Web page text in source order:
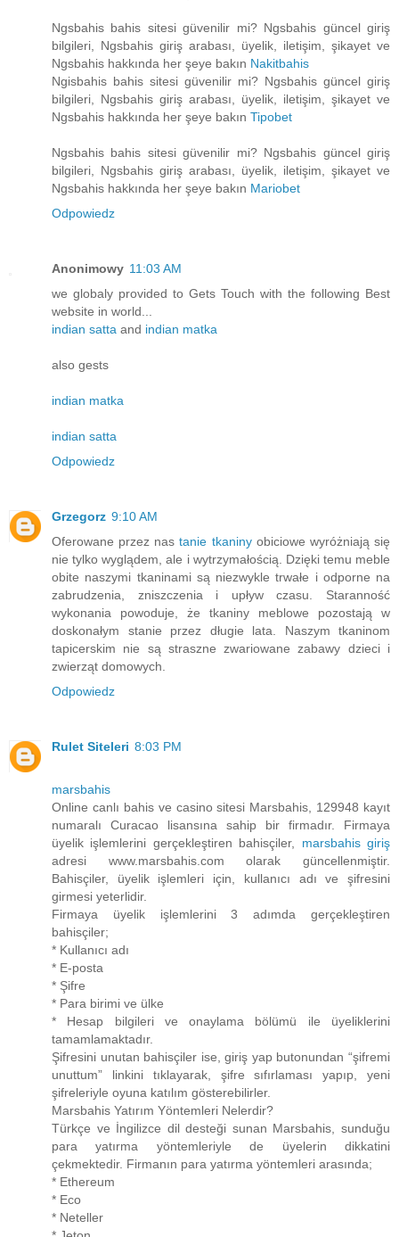
Ngsbahis bahis sitesi güvenilir mi? Ngsbahis güncel giriş
bilgileri, Ngsbahis giriş arabası, üyelik, iletişim, şikayet ve
Ngsbahis hakkında her şeye bakın Nakitbahis
Ngisbahis bahis sitesi güvenilir mi? Ngsbahis güncel giriş
bilgileri, Ngsbahis giriş arabası, üyelik, iletişim, şikayet ve
Ngsbahis hakkında her şeye bakın Tipobet
Ngsbahis bahis sitesi güvenilir mi? Ngsbahis güncel giriş
bilgileri, Ngsbahis giriş arabası, üyelik, iletişim, şikayet ve
Ngsbahis hakkında her şeye bakın Mariobet
Odpowiedz
Anonimowy 11:03 AM
we globaly provided to Gets Touch with the following Best
website in world...
indian satta and indian matka
also gests
indian matka
indian satta
Odpowiedz
Grzegorz 9:10 AM
Oferowane przez nastanie tkaninyobiciowe wyróżniają się
nie tylko wyglądem, ale i wytrzymałością. Dzięki temu meble
obite naszymi tkaninami są niezwykle trwałe i odporne na
zabrudzenia, zniszczenia i upływ czasu. Staranność
wykonania powoduje, że tkaniny meblowe pozostają w
doskonałym stanie przez długie lata. Naszym tkaninom
tapicerskim nie są straszne zwariowane zabawy dzieci i
zwierząt domowych.
Odpowiedz
Rulet Siteleri 8:03 PM
marsbahis
Online canlı bahis ve casino sitesi Marsbahis, 129948 kayıt
numaralı Curacao lisansına sahip bir firmadır. Firmaya
üyelik işlemlerini gerçekleştiren bahisçiler, marsbahis giriş
adresi www.marsbahis.com olarak güncellenmiştir.
Bahisçiler, üyelik işlemleri için, kullanıcı adı ve şifresini
girmesi yeterlidir.
Firmaya üyelik işlemlerini 3 adımda gerçekleştiren
bahisçiler;
* Kullanıcı adı
* E-posta
* Şifre
* Para birimi ve ülke
* Hesap bilgileri ve onaylama bölümü ile üyeliklerini
tamamlamaktadır.
Şifresini unutan bahisçiler ise, giriş yap butonundan “şifremi
unuttum” linkini tıklayarak, şifre sıfırlaması yapıp, yeni
şifreleriyle oyuna katılım gösterebilirler.
Marsbahis Yatırım Yöntemleri Nelerdir?
Türkçe ve İngilizce dil desteği sunan Marsbahis, sunduğu
para yatırma yöntemleriyle de üyelerin dikkatini
çekmektedir. Firmanın para yatırma yöntemleri arasında;
* Ethereum
* Eco
* Neteller